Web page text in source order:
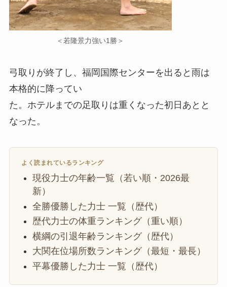
＜若隆景力強い1勝＞
弓取りが終了し、福岡国際センターを出ると雨は
本格的に降ってい
た。ホテルまでの足取りは重くなった初日あとと
なった。
よく読まれているランキング
現役力士の年齢一覧（若い順・2026最
新）
全勝優勝した力士 一覧（歴代）
歴代力士の体重ランキング（重い順）
横綱の引退年齢ランキング（歴代）
大関在位場所数ランキング（最短・最長）
平幕優勝した力士 一覧（歴代）